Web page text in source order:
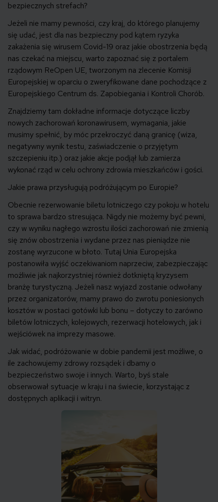
bezpiecznych strefach?
Jeżeli nie mamy pewności, czy kraj, do którego planujemy
się udać, jest dla nas bezpieczny pod kątem ryzyka
zakażenia się wirusem Covid-19 oraz jakie obostrzenia będą
nas czekać na miejscu, warto zapoznać się z portalem
rządowym ReOpen UE, tworzonym na zlecenie Komisji
Europejskiej w oparciu o zweryfikowane dane pochodzące z
Europejskiego Centrum ds. Zapobiegania i Kontroli Chorób.
Znajdziemy tam dokładne informacje dotyczące liczby
nowych zachorowań koronawirusem, wymagania, jakie
musimy spełnić, by móc przekroczyć daną granicę (wiza,
negatywny wynik testu, zaświadczenie o przyjętym
szczepieniu itp.) oraz jakie akcje podjął lub zamierza
wykonać rząd w celu ochrony zdrowia mieszkańców i gości.
Jakie prawa przysługują podróżującym po Europie?
Obecnie rezerwowanie biletu lotniczego czy pokoju w hotelu
to sprawa bardzo stresująca. Nigdy nie możemy być pewni,
czy w wyniku nagłego wzrostu ilości zachorowań nie zmienią
się znów obostrzenia i wydane przez nas pieniądze nie
zostanę wyrzucone w błoto. Tutaj Unia Europejska
postanowiła wyjść oczekiwaniom naprzeciw, zabezpieczając
możliwie jak najkorzystniej również dotkniętą kryzysem
branżę turystyczną. Jeżeli nasz wyjazd zostanie odwołany
przez organizatorów, mamy prawo do zwrotu poniesionych
kosztów w postaci gotówki lub bonu – dotyczy to zarówno
biletów lotniczych, kolejowych, rezerwacji hotelowych, jak i
wejściówek na imprezy masowe.
Jak widać, podróżowanie w dobie pandemii jest możliwe, o
ile zachowujemy zdrowy rozsądek i dbamy o
bezpieczeństwo swoje i innych. Warto, byś stale
obserwował sytuacje w kraju i na świecie, korzystając z
dostępnych aplikacji i witryn.